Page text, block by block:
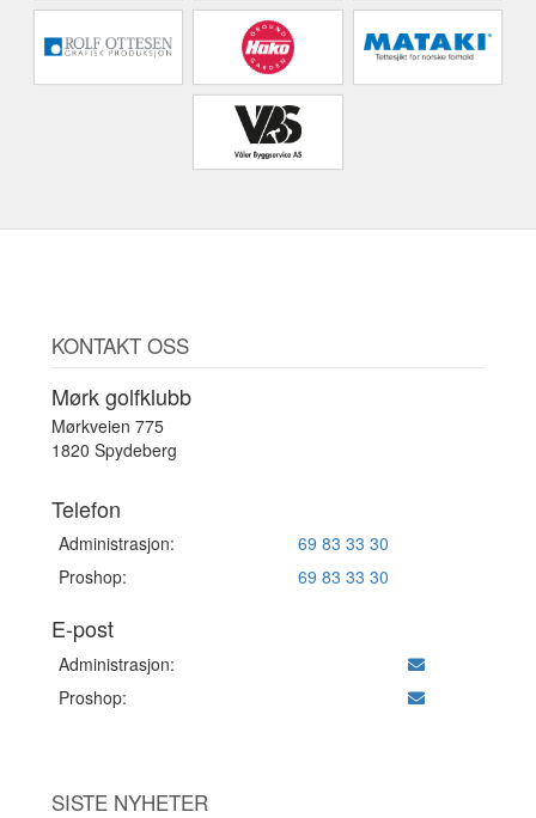
KONTAKT OSS
Mørk golfklubb
Mørkveien 775
1820 Spydeberg
Telefon
Administrasjon:
69 83 33 30
Proshop:
69 83 33 30
E-post
Administrasjon:
Proshop:
SISTE NYHETER